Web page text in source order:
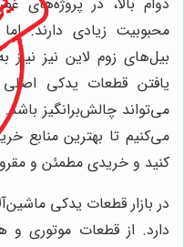
محبوبیت زیادی دارند.
بیل‌های زوم لاین نیز
یافتن قطعات یدکی اصلی
می‌تواند چالش‌برانگیز
می‌کنیم تا بهترین منابع
کنید و خریدی مطمئن و
در بازار قطعات یدکی
دارد. از قطعات موتوری و